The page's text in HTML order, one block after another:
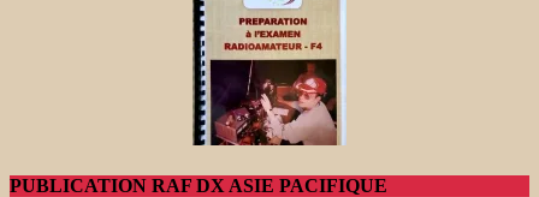
PUBLICATION RAF DX ASIE PACIFIQUE